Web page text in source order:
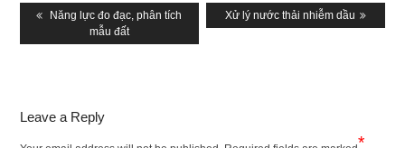
navigation
Previous
Năng lực đo đạc, phân tích
mẫu đất
Next
post:
Xử lý nước thải nhiễm dầu
Leave a Reply
*